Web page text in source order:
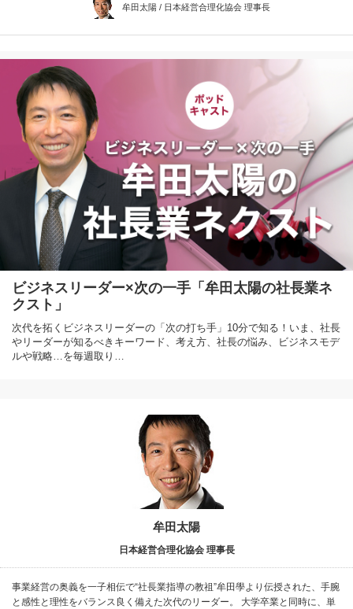
牟田太陽 / 日本経営合理化協会 理事長
ビジネスリーダー×次の一手「牟田太陽の社長業ネ
クスト」
次代を拓くビジネスリーダーの「次の打ち手」10分で知る！いま、社長
やリーダーが知るべきキーワード、考え方、社長の悩み、ビジネスモデ
ルや戦略…を毎週取り…
牟田太陽
日本経営合理化協会 理事長
事業経営の奥義を一子相伝で“社長業指導の教祖”牟田學より伝授された、手腕
と感性と理性をバランス良く備えた次代のリーダー。 大学卒業と同時に、単